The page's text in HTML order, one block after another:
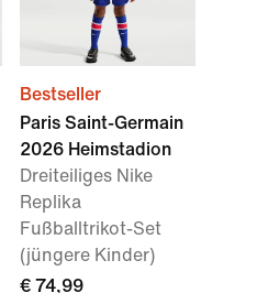
Bestseller
Paris Saint-Germain
2026 Heimstadion
Dreiteiliges Nike
Replika
Fußballtrikot-Set
(jüngere Kinder)
€ 74,99